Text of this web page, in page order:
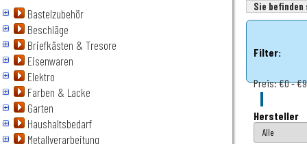
Bastelzubehör
Beschläge
Briefkästen & Tresore
Eisenwaren
Elektro
Farben & Lacke
Garten
Haushaltsbedarf
Metallverarbeitung
Sie
Filter:
Preis:€0 -
Hersteller